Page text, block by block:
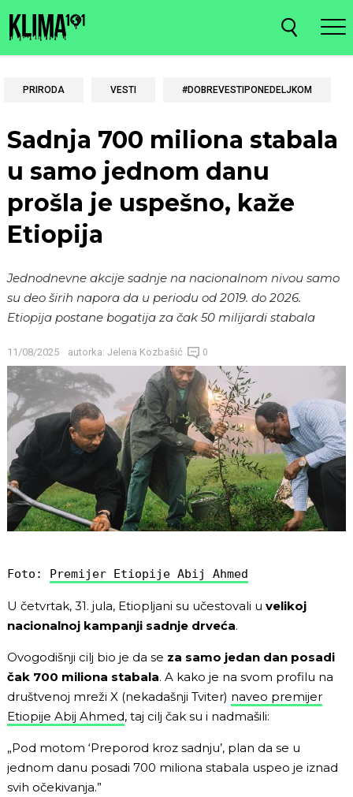
PRIRODA VESTI #DOBREVESTIPONEDELJKOM
Sadnja 700 miliona stabala
u samo jednom danu
prošla je uspešno, kaže
Etiopija
Jednodnevne akcije sadnje na nacionalnom nivou samo
su deo širih napora da u periodu od 2019. do 2026.
Etiopija postane bogatija za čak 50 milijardi stabala
11/08/2025 autorka: Jelena Kozbašić 0
Foto: Premijer Etiopije Abij Ahmed
U četvrtak, 31. jula, Etiopljani su učestovali u velikoj
nacionalnoj kampanji sadnje drveća.
Ovogodišnji cilj bio je da se za samo jedan dan posadi
čak 700 miliona stabala. A kako je na svom profilu na
društvenoj mreži X (nekadašnji Tviter) naveo premijer
Etiopije Abij Ahmed, taj cilj čak su i nadmašili:
„Pod motom ‘Preporod kroz sadnju’, plan da se u
jednom danu posadi 700 miliona stabala uspeo je iznad
svih očekivanja.”